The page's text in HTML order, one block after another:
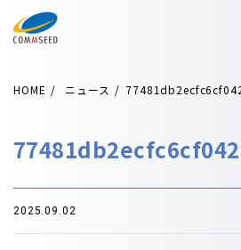
HOME ニュース
2025.09.02